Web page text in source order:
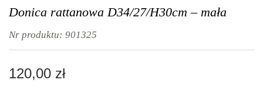
Donica rattanowa D34/27/H30cm – mała
Nr produktu: 901325
120,00 zł